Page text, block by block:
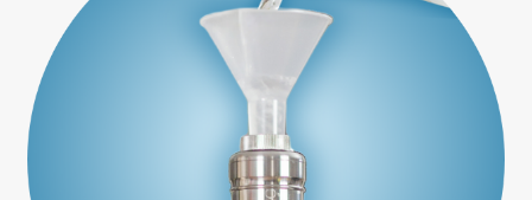
Warenkorb
Mehr Informationen
Für Kunden in der Schweiz